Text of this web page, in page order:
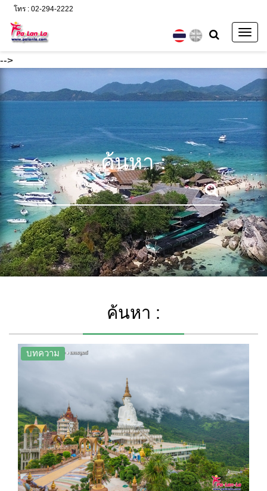
-->
โทร : 02-294-2222
ค้นหา :
ค้นหา :
บทความ